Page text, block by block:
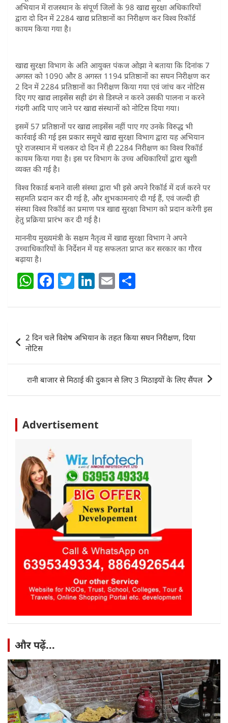
अभियान में राजस्थान के संपूर्ण जिलों के 98 खाद्य सुरक्षा अधिकारियों
द्वारा दो दिन में 2284 खाद्य प्रतिष्ठानों का निरीक्षण कर विश्व रिकॉर्ड
कायम किया गया है।
खाद्य सुरक्षा विभाग के अति आयुक्त पंकज ओझा ने बताया कि दिनांक 7
अगस्त को 1090 और 8 अगस्त 1194 प्रतिष्ठानों का सघन निरीक्षण कर
2 दिन में 2284 प्रतिष्ठानों का निरीक्षण किया गया एवं जांच कर नोटिस
दिए गए खाद्य लाइसेंस सही ढंग से डिस्प्ले न करने उसकी पालना न करने
गंदगी आदि पाए जाने पर खाद्य संस्थानों को नोटिस दिया गया।
इसमें 57 प्रतिष्ठानों पर खाद्य लाइसेंस नहीं पाए गए उनके विरुद्ध भी
कार्रवाई की गई इस प्रकार समूचे खाद्य सुरक्षा विभाग द्वारा यह अभियान
पूरे राजस्थान में चलकर दो दिन में ही 2284 निरीक्षण का विश्व रिकॉर्ड
कायम किया गया है। इस पर विभाग के उच्च अधिकारियों द्वारा खुशी
व्यक्त की गई है।
विश्व रिकार्ड बनाने वाली संस्था द्वारा भी इसे अपने रिकॉर्ड में दर्ज करने पर
सहमति प्रदान कर दी गई है, और शुभकामनाएं दी गई हैं, एवं जल्दी ही
संस्था विश्व रिकॉर्ड का प्रमाण पत्र खाद्य सुरक्षा विभाग को प्रदान करेगी इस
हेतु प्रक्रिया प्रारंभ कर दी गई है।
माननीय मुख्यमंत्री के सक्षम नैतृत्व में खाद्य सुरक्षा विभाग ने अपने
उच्चाधिकारियों के निर्देशन में यह सफलता प्राप्त कर सरकार का गौरव
बढ़ाया है।
W
at
s
A
p
p
F
c
e
b
o
o
k
T
itt
er
Li
k
e
dI
n
E
ai
l
ar
e
Post
navigation
2 दिन चले विशेष अभियान के तहत किया सघन निरीक्षण, दिया
नोटिस
रानी बाजार से मिठाई की दुकान से लिए 3 मिठाइयों के लिए सैंपल
Advertisement
और पढ़ें...